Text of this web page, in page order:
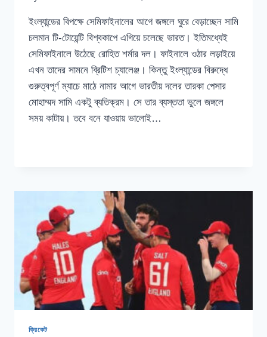
ইংল্যান্ডের বিপক্ষে সেমিফাইনালের আগে জঙ্গলে ঘুরে বেড়াচ্ছেন সামি
চলমান টি-টোয়েন্টি বিশ্বকাপে এগিয়ে চলেছে ভারত। ইতিমধ্যেই
সেমিফাইনালে উঠেছে রোহিত শর্মার দল। ফাইনালে ওঠার লড়াইয়ে
এখন তাদের সামনে ব্রিটিশ চ্যালেঞ্জ। কিন্তু ইংল্যান্ডের বিরুদ্ধে
গুরুত্বপূর্ণ ম্যাচে মাঠে নামার আগে ভারতীয় দলের তারকা পেসার
মোহাম্মদ সামি একটু ব্যতিক্রম। সে তার ব্যস্ততা ভুলে জঙ্গলে
সময় কাটায়। তবে বনে যাওয়ায় ভালোই…
জঙ্গলে
বেড়াচ্ছেন
সামি
ক্রিকেট